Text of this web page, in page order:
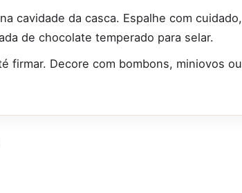
cavidade da casca. Espalhe com cuidado,
de chocolate temperado para selar.
firmar. Decore com bombons, miniovos ou